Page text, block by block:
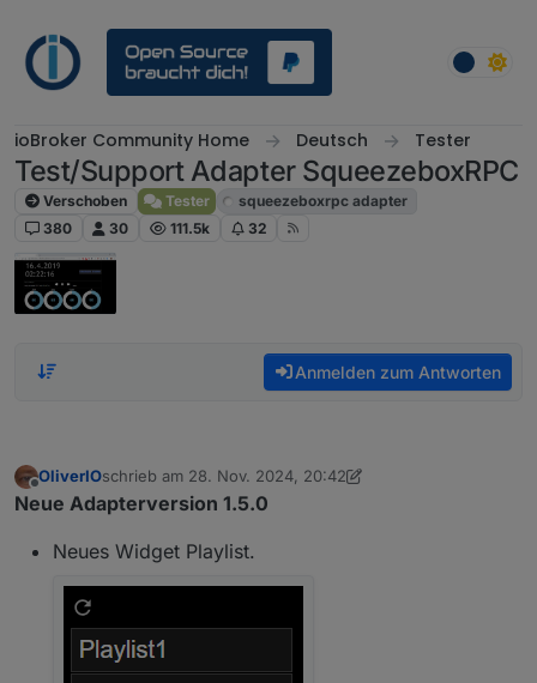
ioBroker Community Home Deutsch Tester
Test/Support Adapter SqueezeboxRPC
Verschoben Tester
squeezeboxrpc adapter
380
30 111.5k 32
Anmelden zum Antworten
Offline
OliverIOschrieb am 28. Nov. 2024, 20:42
zuletzt editiert von OliverIO
Neue Adapterversion 1.5.0
Neues Widget Playlist.